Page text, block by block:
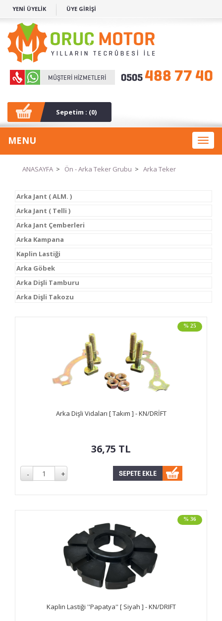
YENİ ÜYELİK ÜYE GİRİŞİ
Sepetim : (0)
Toggle
MENU
ANASAYFA > Ön - Arka Teker Grubu > Arka Teker
Arka Jant ( ALM. )
Arka Jant ( Telli )
Arka Jant Çemberleri
Arka Kampana
Kaplin Lastiği
Arka Göbek
Arka Dişli Tamburu
Arka Dişli Takozu
% 25
Arka Dişli Vidaları [ Takım ] - KN/DRİFT
36,75 TL
% 36
Kaplin Lastiği ''Papatya'' [ Siyah ] - KN/DRIFT